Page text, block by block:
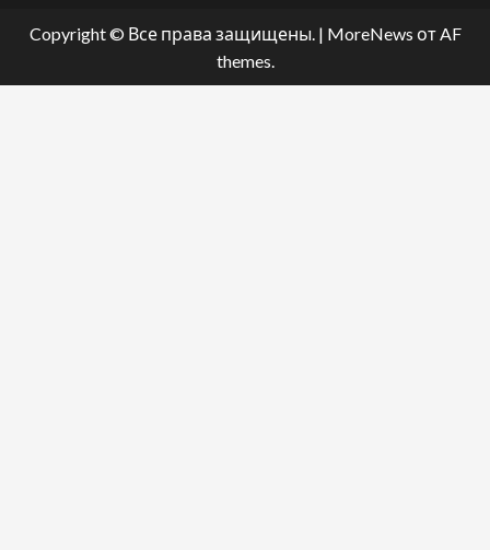
Copyright © Все права защищены. | MoreNews от AF
themes.